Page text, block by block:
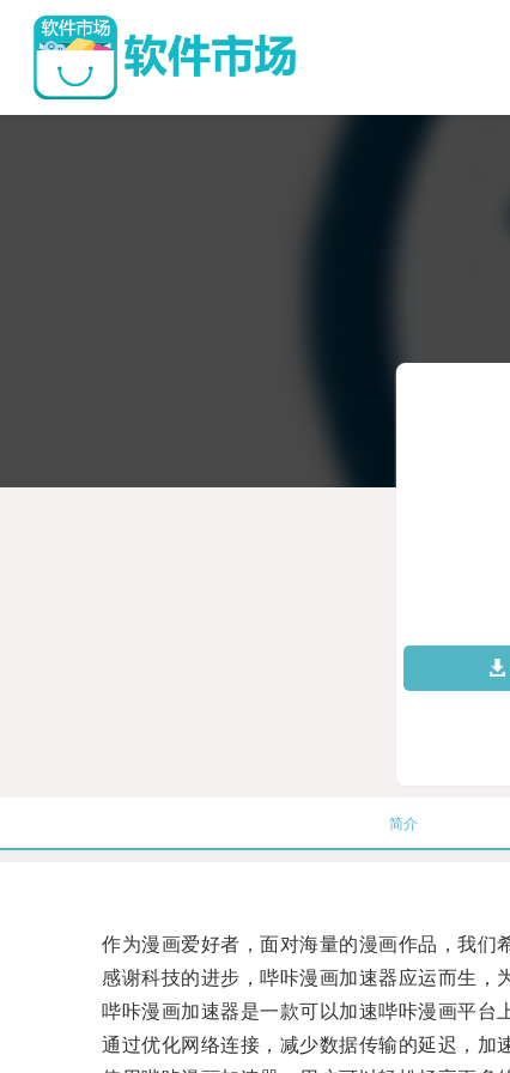
简介
作为漫画爱好者，面对海量的漫画作品，我们
感谢科技的进步，哔咔漫画加速器应运而生，为
哔咔漫画加速器是一款可以加速哔咔漫画平台上
通过优化网络连接，减少数据传输的延迟，加